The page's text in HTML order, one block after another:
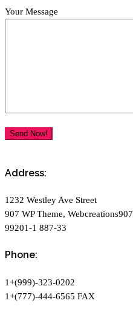
Your Message
Address:
1232 Westley Ave Street
907 WP Theme, Webcreations907
99201-1 887-33
Phone:
1+(999)-323-0202
1+(777)-444-6565 FAX